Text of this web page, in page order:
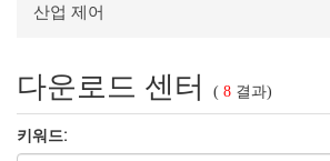
산업 제어
다운로드 센터 ( 8 결과)
키워드: